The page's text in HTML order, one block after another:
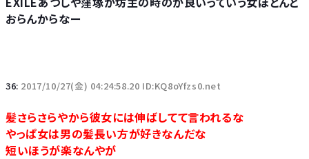
おらんからなー
36: 2017/10/27(金) 04:24:58.20 ID:KQ8oYfzs0.net
髪さらさらやから彼女には伸ばしてて言われるな
やっぱ女は男の髪長い方が好きなんだな
短いほうが楽なんやが